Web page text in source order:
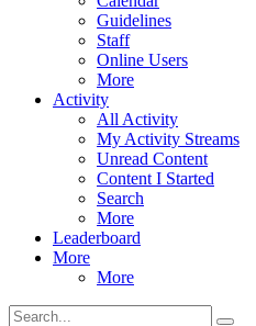
Guidelines
Staff
Online Users
More
Activity
All Activity
My Activity Streams
Unread Content
Content I Started
Search
More
Leaderboard
More
More